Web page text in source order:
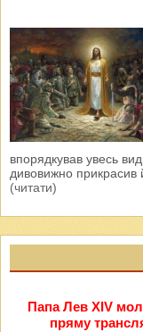
впорядкував увесь
дивовижно прикрасив
(читати)
Папа Лев XIV
пряму